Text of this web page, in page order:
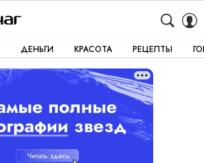
ДЕНЬГИ КРАСОТА РЕЦЕПТЫ